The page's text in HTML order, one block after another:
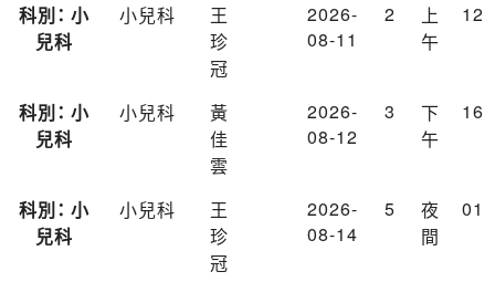
科別： 小
兒科
小兒科
王
珍
冠
2026-
08-11
2
上
午
12
科別： 小
兒科
小兒科
黃
佳
雲
2026-
08-12
3
下
午
16
科別： 小
兒科
小兒科
王
珍
冠
2026-
08-14
5
夜
間
01